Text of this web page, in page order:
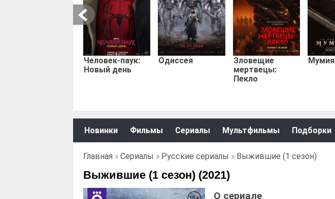
Человек-паук:
Новый день
Одиссея
Зловещие
мертвецы:
Пекло
Мумия
Новинки Фильмы Сериалы Мультфильмы Подборки
Главная » Сериалы » Русские сериалы » Выжившие (1 сезон)
Выжившие (1 сезон) (2021)
О сериале